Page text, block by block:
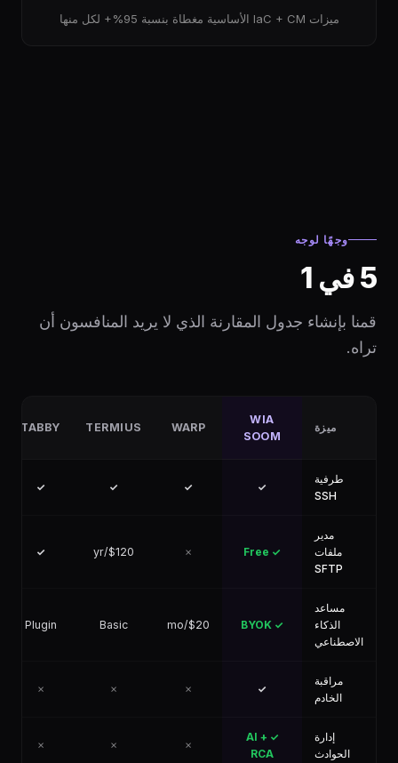
ميزات IaC + CM الأساسية مغطاة بنسبة 95%+ لكل منها
وجهًا لوجه
5 في 1
قمنا بإنشاء جدول المقارنة الذي لا يريد المنافسون أن
تراه.
ميزة
WIA
SOOM
WARP
TERMIUS
TABBY
طرفية
SSH
✓
✓
✓
✓
مدير
ملفات
SFTP
✓ Free
✗
$120/yr
✓
مساعد
الذكاء
الاصطناعي
✓ BYOK
$20/mo
Basic
Plugin
مراقبة
الخادم
✓
✗
✗
✗
إدارة
الحوادث
✓ + AI
RCA
✗
✗
✗